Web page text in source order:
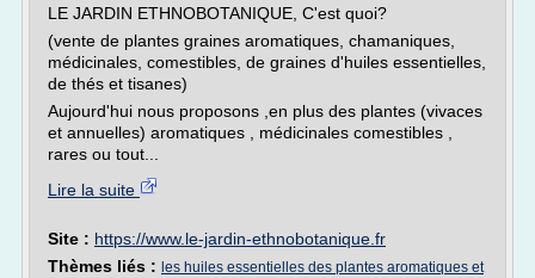
LE JARDIN ETHNOBOTANIQUE, C'est quoi?
(vente de plantes graines aromatiques, chamaniques,
médicinales, comestibles, de graines d'huiles essentielles,
de thés et tisanes)
Aujourd'hui nous proposons ,en plus des plantes (vivaces
et annuelles) aromatiques , médicinales comestibles ,
rares ou tout...
Lire la suite
Site : https://www.le-jardin-ethnobotanique.fr
Thèmes liés : les huiles essentielles des plantes aromatiques et